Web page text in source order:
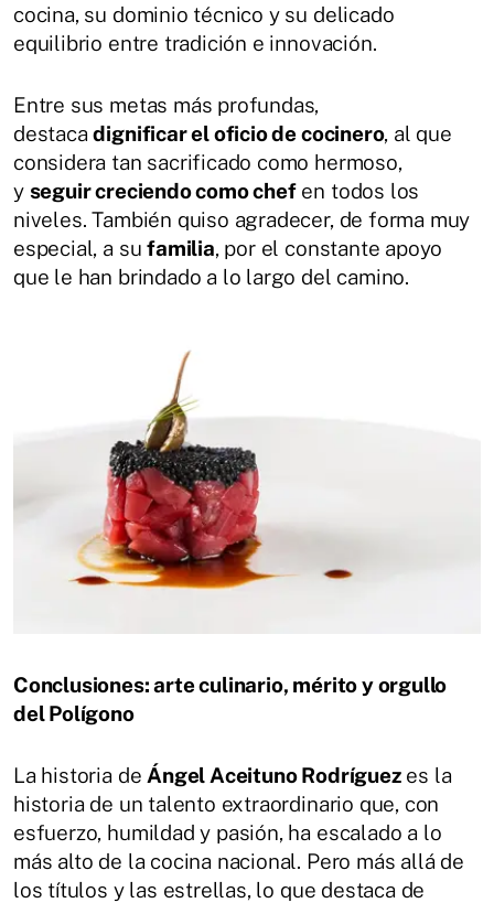
cocina, su dominio técnico y su delicado
equilibrio entre tradición e innovación.
Entre sus metas más profundas,
destacadignificar el oficio de cocinero, al que
considera tan sacrificado como hermoso,
y seguir creciendo como chefen todos los
niveles. También quiso agradecer, de forma muy
especial, a sufamilia, por el constante apoyo
que le han brindado a lo largo del camino.
Conclusiones: arte culinario, mérito y orgullo
del Polígono
La historia de Ángel Aceituno Rodríguezes la
historia de un talento extraordinario que, con
esfuerzo, humildad y pasión, ha escalado a lo
más alto de la cocina nacional. Pero más allá de
los títulos y las estrellas, lo que destaca de